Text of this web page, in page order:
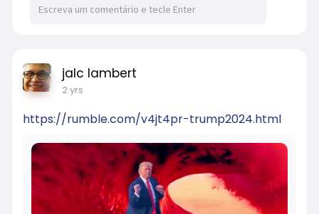
jalc lambert
2 yrs
https://rumble.com/v4jt4pr-trump2024.html